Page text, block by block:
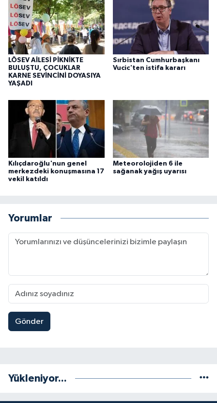
LÖSEV AİLESİ PİKNİKTE
BULUŞTU, ÇOCUKLAR
KARNE SEVİNCİNİ DOYASIYA
YAŞADI
Sırbistan Cumhurbaşkanı
Vucic'ten istifa kararı
Kılıçdaroğlu'nun genel
merkezdeki konuşmasına 17
vekil katıldı
Meteorolojiden 6 ile
sağanak yağış uyarısı
Yorumlar
Gönder
Yükleniyor...